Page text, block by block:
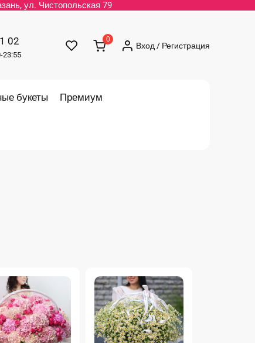
ул. Чистопольская 79
02
23:55
0
Вход / Регистрация
букеты Премиум